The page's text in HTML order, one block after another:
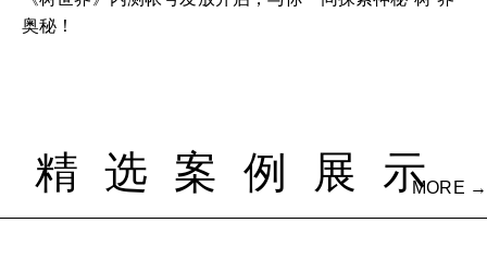
奥秘！
精选案例展示MORE →